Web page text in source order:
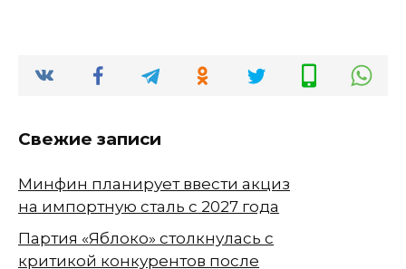
Свежие записи
Минфин планирует ввести акциз
на импортную сталь с 2027 года
Партия «Яблоко» столкнулась с
критикой конкурентов после